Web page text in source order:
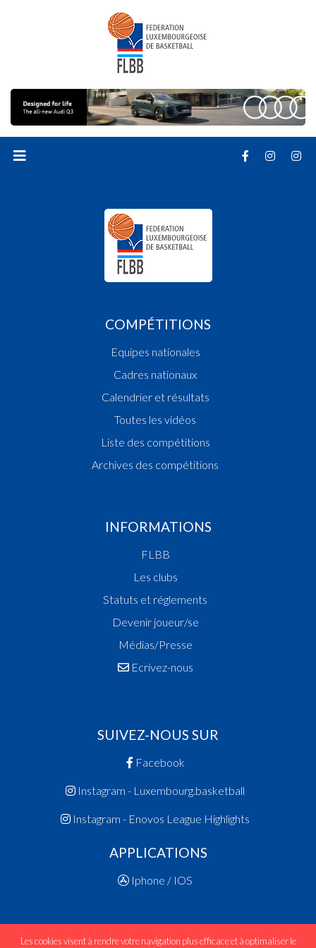
COMPÉTITIONS
Equipes nationales
Cadres nationaux
Calendrier et résultats
Toutes les vidéos
Liste des compétitions
Archives des compétitions
INFORMATIONS
FLBB
Les clubs
Statuts et réglements
Devenir joueur/se
Médias/Presse
Ecrivez-nous
SUIVEZ-NOUS SUR
Facebook
Instagram - Luxembourg.basketball
Instagram - Enovos League Highlights
APPLICATIONS
Iphone / IOS
Les cookies visent à rendre votre navigation plus efficace et à optimaliser le